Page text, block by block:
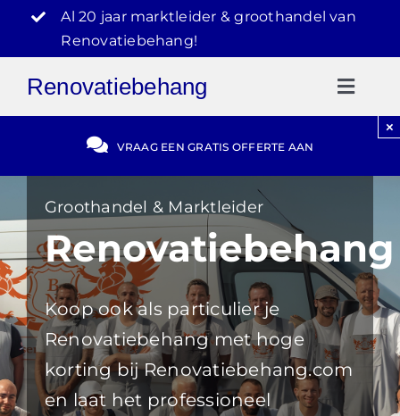
inhoud
Al 20 jaar marktleider & groothandel van
Renovatiebehang!
Renovatiebehang
Gratis Offerte
Video Reviews
030-2072303
VRAAG EEN GRATIS OFFERTE AAN
×
Groothandel & Marktleider
Renovatiebehang
Koop ook als particulier je
Renovatiebehang met hoge
korting bij Renovatiebehang.com
en laat het professioneel